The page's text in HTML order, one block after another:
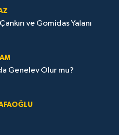
ve Gomidas Yalanı
Genelev Olur mu?